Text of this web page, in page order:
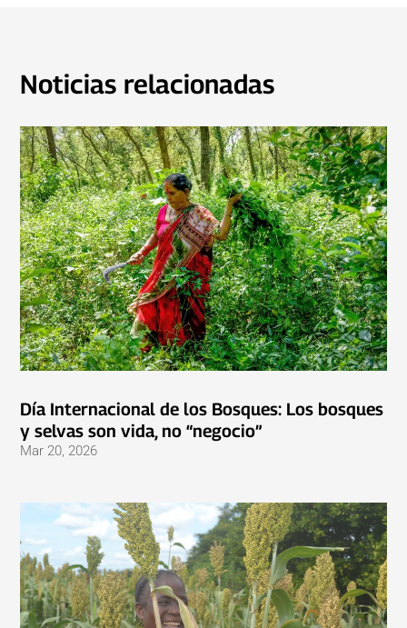
Noticias relacionadas
Día Internacional de los Bosques: Los bosques
y selvas son vida, no “negocio”
Mar 20, 2026